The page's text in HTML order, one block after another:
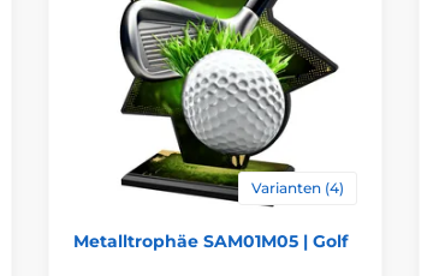
Varianten (4)
Metalltrophäe SAM01M05 | Golf